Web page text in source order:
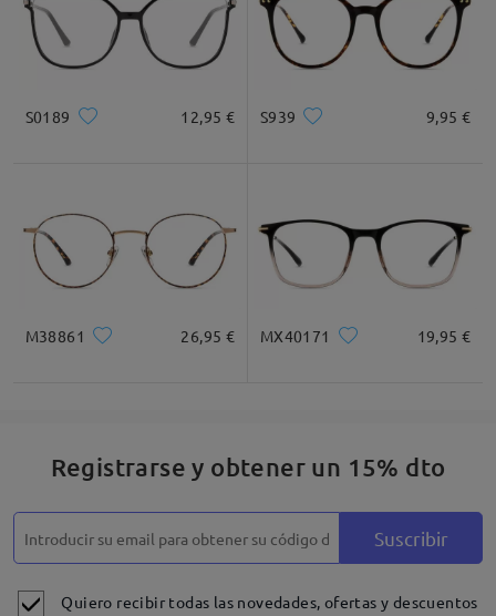
S0189 12,95 € S939 9,95 €
M38861 26,95 € MX40171 19,95 €
Registrarse y obtener un 15% dto
Suscribir
Quiero recibir todas las novedades, ofertas y descuentos